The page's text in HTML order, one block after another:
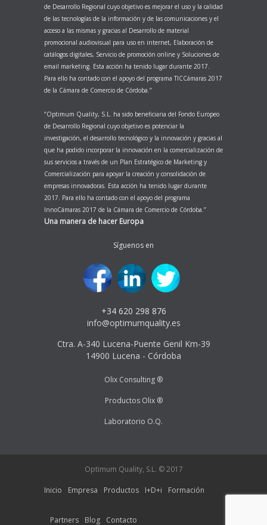
de Desarrollo Regional cuyo objetivo es mejorar el uso y la calidad
de las tecnologías de la información y de las comunicaciones y el
acceso a las mismas y gracias al Desarrollo de material
promocional audiovisual para uso en internet, Elaboración de
catálogos digitales, Servicio de promoción online y Soluciones de
email marketing. Esta acción ha tenido lugar durante 2017.
Para ello ha contado con el apoyo del programa TICCámaras 2017
de la Cámara de Comercio de Córdoba.’’
‘’Optimum Quality, S.L. ha sido beneficiaria del Fondo Europeo
de Desarrollo Regional cuyo objetivo es potenciar la
investigación, el desarrollo tecnológico y la innovación y gracias al
que ha podido incorporar la innovación en la comercialización de
sus servicios a través de un Plan Estratégico de Marketing y
Comercialización para apoyar la creación y consolidación de
empresas innovadoras. Esta acción ha tenido lugar durante
2017. Para ello ha contado con el apoyo del programa
InnoCámaras 2017 de la Cámara de Comercio de Córdoba.’’
Una manera de hacer Europa
Síguenos en
+34 620 298 876
info@optimumquality.es
Ctra. A-340 Lucena-Puente Genil Km-39
14900 Lucena - Córdoba
Olix Consulting ®
Productos Olix ®
Laboratorio O.Q.
Optimum Quality, S.L. © 2017
Inicio Empresa Productos I+D+i Formación
Partners Blog Contacto